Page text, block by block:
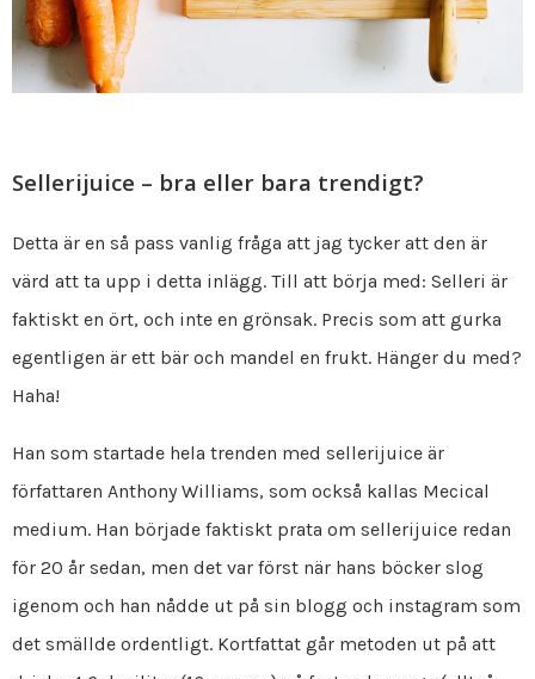
Sellerijuice – bra eller bara trendigt?
Detta är en så pass vanlig fråga att jag tycker att den är
värd att ta upp i detta inlägg. Till att börja med: Selleri är
faktiskt en ört, och inte en grönsak. Precis som att gurka
egentligen är ett bär och mandel en frukt. Hänger du med?
Haha!
Han som startade hela trenden med sellerijuice är
författaren Anthony Williams, som också kallas Mecical
medium. Han började faktiskt prata om sellerijuice redan
för 20 år sedan, men det var först när hans böcker slog
igenom och han nådde ut på sin blogg och instagram som
det smällde ordentligt. Kortfattat går metoden ut på att